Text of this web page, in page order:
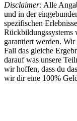
Disclaimer: Alle
und in der
spezifischen
Rückbildungssystems
garantiert werden.
Fall das gleiche
darauf was unsere
wir hoffen, dass du
wir dir eine 100%